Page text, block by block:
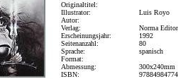
Originaltitel:
Illustrator:
Autor:
Verlag:
Erscheinungsjahr:
Seitenanzahl:
Sprache:
Format:
Abmessung:
ISBN:
Luis Royo
Norma
1992
80
spanisch
300x240mm